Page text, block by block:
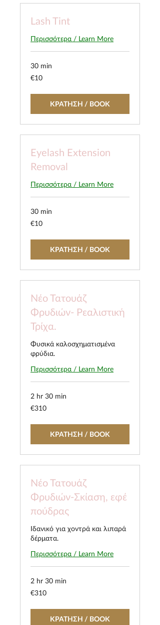
Lash Tint
Περισσότερα / Learn More
30 min
10
euros
€10
ΚΡΑΤΗΣΗ / BOOK
Eyelash Extension
Removal
Περισσότερα / Learn More
30 min
10
euros
€10
ΚΡΑΤΗΣΗ / BOOK
Νέο Τατουάζ
Φρυδιών- Ρεαλιστική
Τρίχα.
Φυσικά καλοσχηματισμένα
φρύδια.
Περισσότερα / Learn More
2 hr 30 min
310
euros
€310
ΚΡΑΤΗΣΗ / BOOK
Νέο Τατουάζ
Φρυδιών-Σκίαση, εφέ
πούδρας
Ιδανικό για χοντρά και λιπαρά
δέρματα.
Περισσότερα / Learn More
2 hr 30 min
310
euros
€310
ΚΡΑΤΗΣΗ / BOOK